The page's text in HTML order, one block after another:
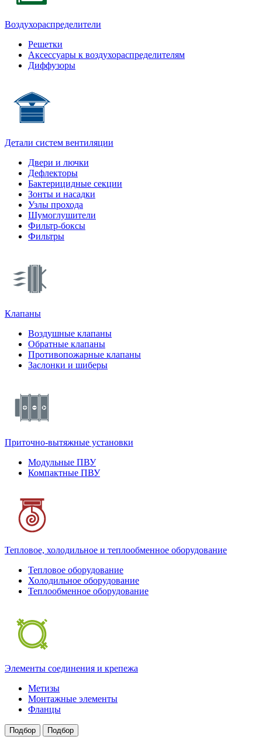
Воздухораспределители
Решетки
Аксессуары к воздухораспределителям
Диффузоры
Детали систем вентиляции
Двери и лючки
Дефлекторы
Бактерицидные секции
Зонты и насадки
Узлы прохода
Шумоглушители
Фильтр-боксы
Фильтры
Клапаны
Воздушные клапаны
Обратные клапаны
Противопожарные клапаны
Заслонки и шиберы
Приточно-вытяжные установки
Модульные ПВУ
Компактные ПВУ
Тепловое, холодильное и теплообменное оборудование
Тепловое оборудование
Холодильное оборудование
Теплообменное оборудование
Элементы соединения и крепежа
Метизы
Монтажные элементы
Фланцы
Подбор Подбор